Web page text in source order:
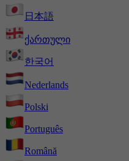
日本語
ქართული
한국어
Nederlands
Polski
Português
Română